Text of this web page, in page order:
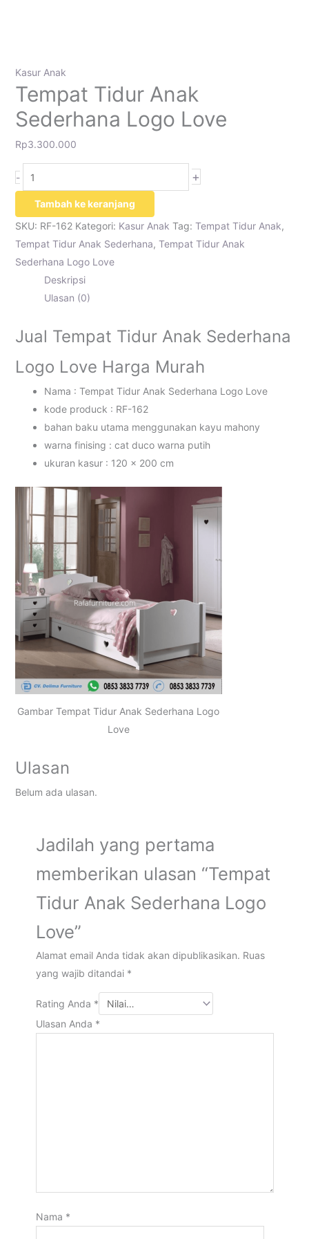
Kasur Anak
Tempat Tidur Anak
Sederhana Logo Love
Rp3.300.000
- +
Tambah ke keranjang
SKU: RF-162 Kategori: Kasur Anak Tag: Tempat Tidur Anak,
Tempat Tidur Anak Sederhana, Tempat Tidur Anak
Sederhana Logo Love
Deskripsi
Ulasan (0)
Jual Tempat Tidur Anak Sederhana
Logo Love Harga Murah
Nama : Tempat Tidur Anak Sederhana Logo Love
kode produck : RF-162
bahan baku utama menggunakan kayu mahony
warna finising : cat duco warna putih
ukuran kasur : 120 x 200 cm
Gambar Tempat Tidur Anak Sederhana Logo
Love
Ulasan
Belum ada ulasan.
Jadilah yang pertama
memberikan ulasan “Tempat
Tidur Anak Sederhana Logo
Love”
Alamat email Anda tidak akan dipublikasikan. Ruas
yang wajib ditandai *
Rating Anda *
Ulasan Anda *
Nama *